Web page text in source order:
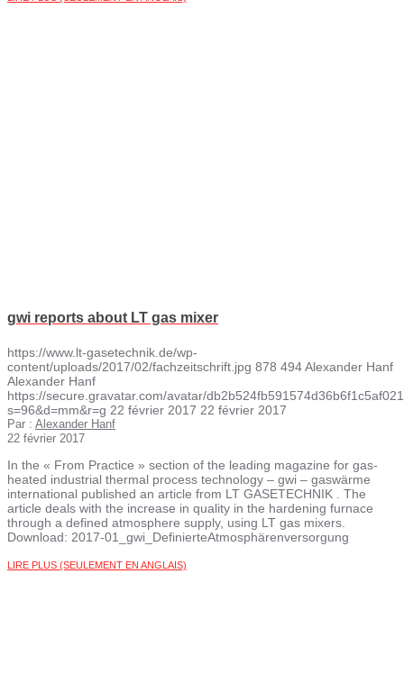
gwi reports about LT gas mixer
https://www.lt-gasetechnik.de/wp-
content/uploads/2017/02/fachzeitschrift.jpg 878 494Alexander Hanf
Alexander Hanf
https://secure.gravatar.com/avatar/
s=96&d=mm&r=g 22 février 2017 22 février 2017
Par : Alexander Hanf
22 février 2017
In the « From Practice » section of the leading magazine for gas-
heated industrial thermal process technology – gwi – gaswärme
international published an article from LT GASETECHNIK . The
article deals with the increase in quality in the hardening furnace
through a defined atmosphere supply, using LT gas mixers.
Download: 2017-01_gwi_DefinierteAtmosphärenversorgung
LIRE PLUS (SEULEMENT EN ANGLAIS)